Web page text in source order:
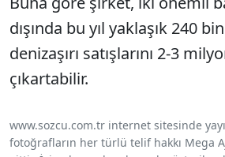
dışında bu yıl yaklaşık 240
denizaşırı satışlarını 2-3
çıkartabilir.
www.sozcu.com.tr internet sitesinde
fotoğrafların her türlü telif hakkı Mega